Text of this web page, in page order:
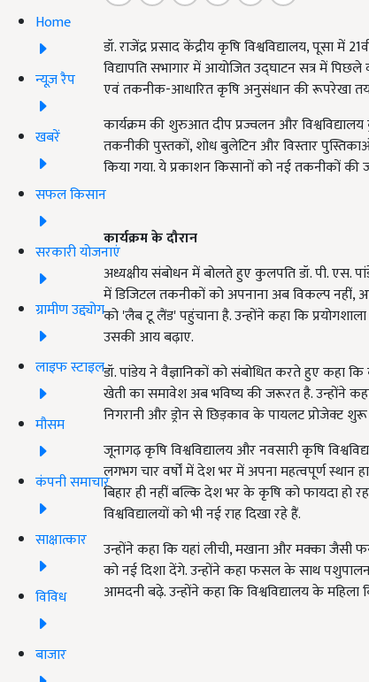
Home
न्यूज़ रैप
खबरें
सफल किसान
सरकारी योजनाएं
ग्रामीण उद्द्योग
लाइफ स्टाइल
मौसम
कंपनी समाचार
साक्षात्कार
विविध
बाजार
डॉ. राजेंद्र प्रसाद केंद्रीय कृषि विश्वविद्यालय,
विद्यापति सभागार में आयोजित उद्घाटन सत्र में
एवं तकनीक-आधारित कृषि अनुसंधान की रूपरेखा तय
कार्यक्रम की शुरुआत दीप प्रज्वलन और
तकनीकी पुस्तकों, शोध बुलेटिन और विस्तार
किया गया. ये प्रकाशन किसानों को नई तकनीकों की
कार्यक्रम के दौरान
अध्यक्षीय संबोधन में बोलते हुए कुलपति डॉ. पी.
में डिजिटल तकनीकों को अपनाना अब विकल्प नहीं,
को 'लैब टू लैंड' पहुंचाना है. उन्होंने कहा कि
उसकी आय बढ़ाए.
डॉ. पांडेय ने वैज्ञानिकों को संबोधित करते हुए कहा
खेती का समावेश अब भविष्य की जरूरत है. उन्होंने
निगरानी और ड्रोन से छिड़काव के पायलट प्रोजेक्ट
जूनागढ़ कृषि विश्वविद्यालय और नवसारी कृषि
लगभग चार वर्षों में देश भर में अपना महत्वपूर्ण स्थान
बिहार ही नहीं बल्कि देश भर के कृषि को फायदा हो
विश्वविद्यालयों को भी नई राह दिखा रहे हैं.
उन्होंने कहा कि यहां लीची, मखाना और मक्का
को नई दिशा देंगे. उन्होंने कहा फसल के साथ
आमदनी बढ़े. उन्होंने कहा कि विश्वविद्यालय के महिला